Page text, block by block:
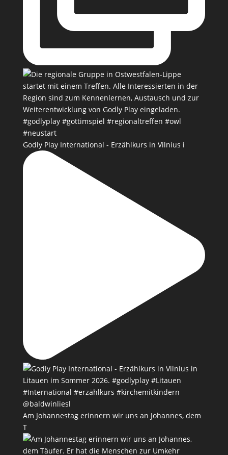
Godly Play International - Erzählkurs in Vilnius i
Am Johannestag erinnern wir uns an Johannes, dem
T